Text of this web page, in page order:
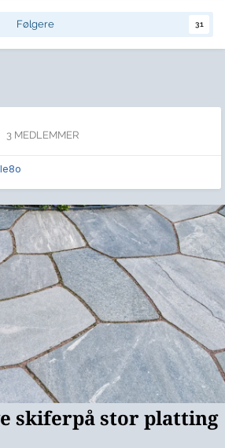
Følgere 31
3 MEDLEMMER